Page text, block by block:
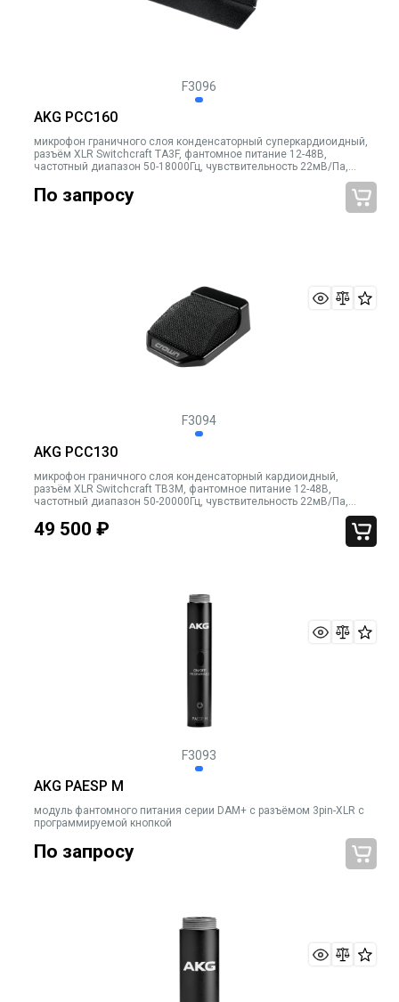
F3096
AKG PCC160
микрофон граничного слоя конденсаторный суперкардиоидный,
разъём XLR Switchcraft TA3F, фантомное питание 12-48В,
частотный диапазон 50-18000Гц, чувствительность 22мВ/Па,
рекомендованная нагр
По запросу
F3094
AKG PCC130
микрофон граничного слоя конденсаторный кардиоидный,
разъём XLR Switchcraft TB3M, фантомное питание 12-48В,
частотный диапазон 50-20000Гц, чувствительность 22мВ/Па,
эквивалентный уровень шума 22дБ-А, сигнал/шум 72дБ-А, кабель
4,6м, цвет чёрный
49 500 ₽
F3093
AKG PAESP M
модуль фантомного питания серии DAM+ с разъёмом 3pin-XLR c
программируемой кнопкой
По запросу